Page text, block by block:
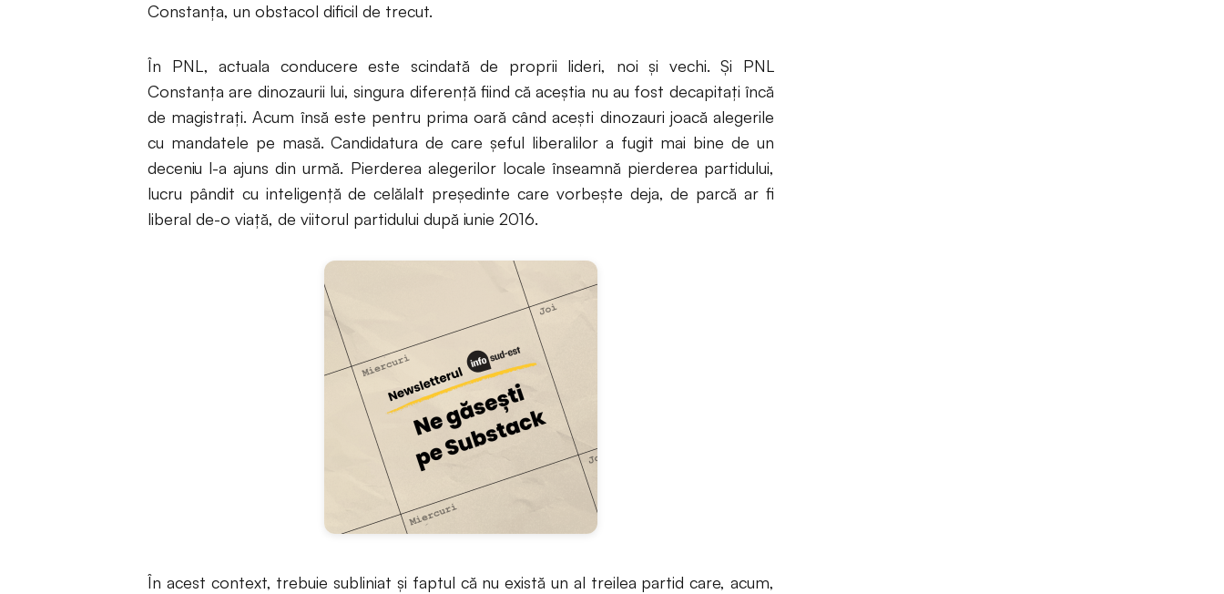
Constanța, un obstacol dificil de trecut.
În PNL, actuala conducere este scindată de proprii lideri, noi și vechi. Și PNL
Constanța are dinozaurii lui, singura diferență fiind că aceștia nu au fost decapitați încă
de magistrați. Acum însă este pentru prima oară când acești dinozauri joacă alegerile
cu mandatele pe masă. Candidatura de care șeful liberalilor a fugit mai bine de un
deceniu l-a ajuns din urmă. Pierderea alegerilor locale înseamnă pierderea partidului,
lucru pândit cu inteligență de celălalt președinte care vorbește deja, de parcă ar fi
liberal de-o viață, de viitorul partidului după iunie 2016.
În acest context, trebuie subliniat și faptul că nu există un al treilea partid care, acum,